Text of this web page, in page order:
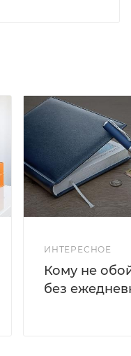
ИНТЕРЕСНОЕ
Кому не
без